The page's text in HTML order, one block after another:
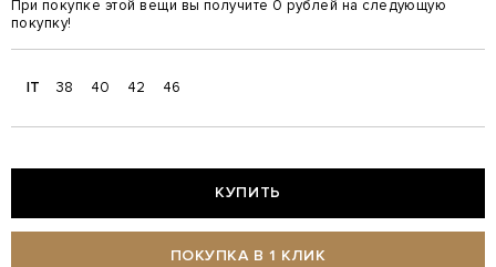
При покупке этой вещи вы получите 0 рублей на следующую
покупку!
IT 38 40 42 46
КУПИТЬ
ПОКУПКА В 1 КЛИК